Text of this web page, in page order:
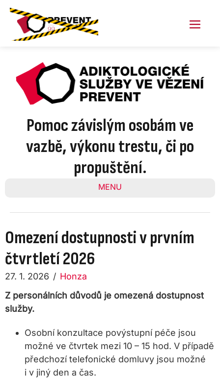
Skip
content
Pomoc závislým osobám ve
vazbě, výkonu trestu, či po
propuštění.
MENU
Omezení dostupnosti v prvním
čtvrtletí 2026
27. 1. 2026 / Honza
Z personálních důvodů je omezená dostupnost
služby.
Osobní konzultace povýstupní péče jsou
možné ve čtvrtek mezi 10 – 15 hod. V případě
předchozí telefonické domluvy jsou možné
i v jiný den a čas.